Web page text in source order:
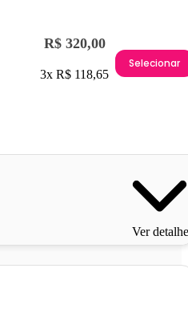
R$ 320,00
3x R$ 118,65
Selecionar
Ver